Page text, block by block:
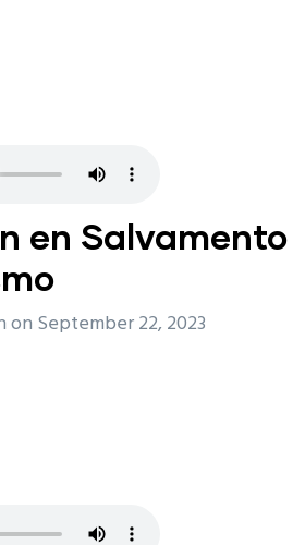
en Salvamento
on September 22, 2023